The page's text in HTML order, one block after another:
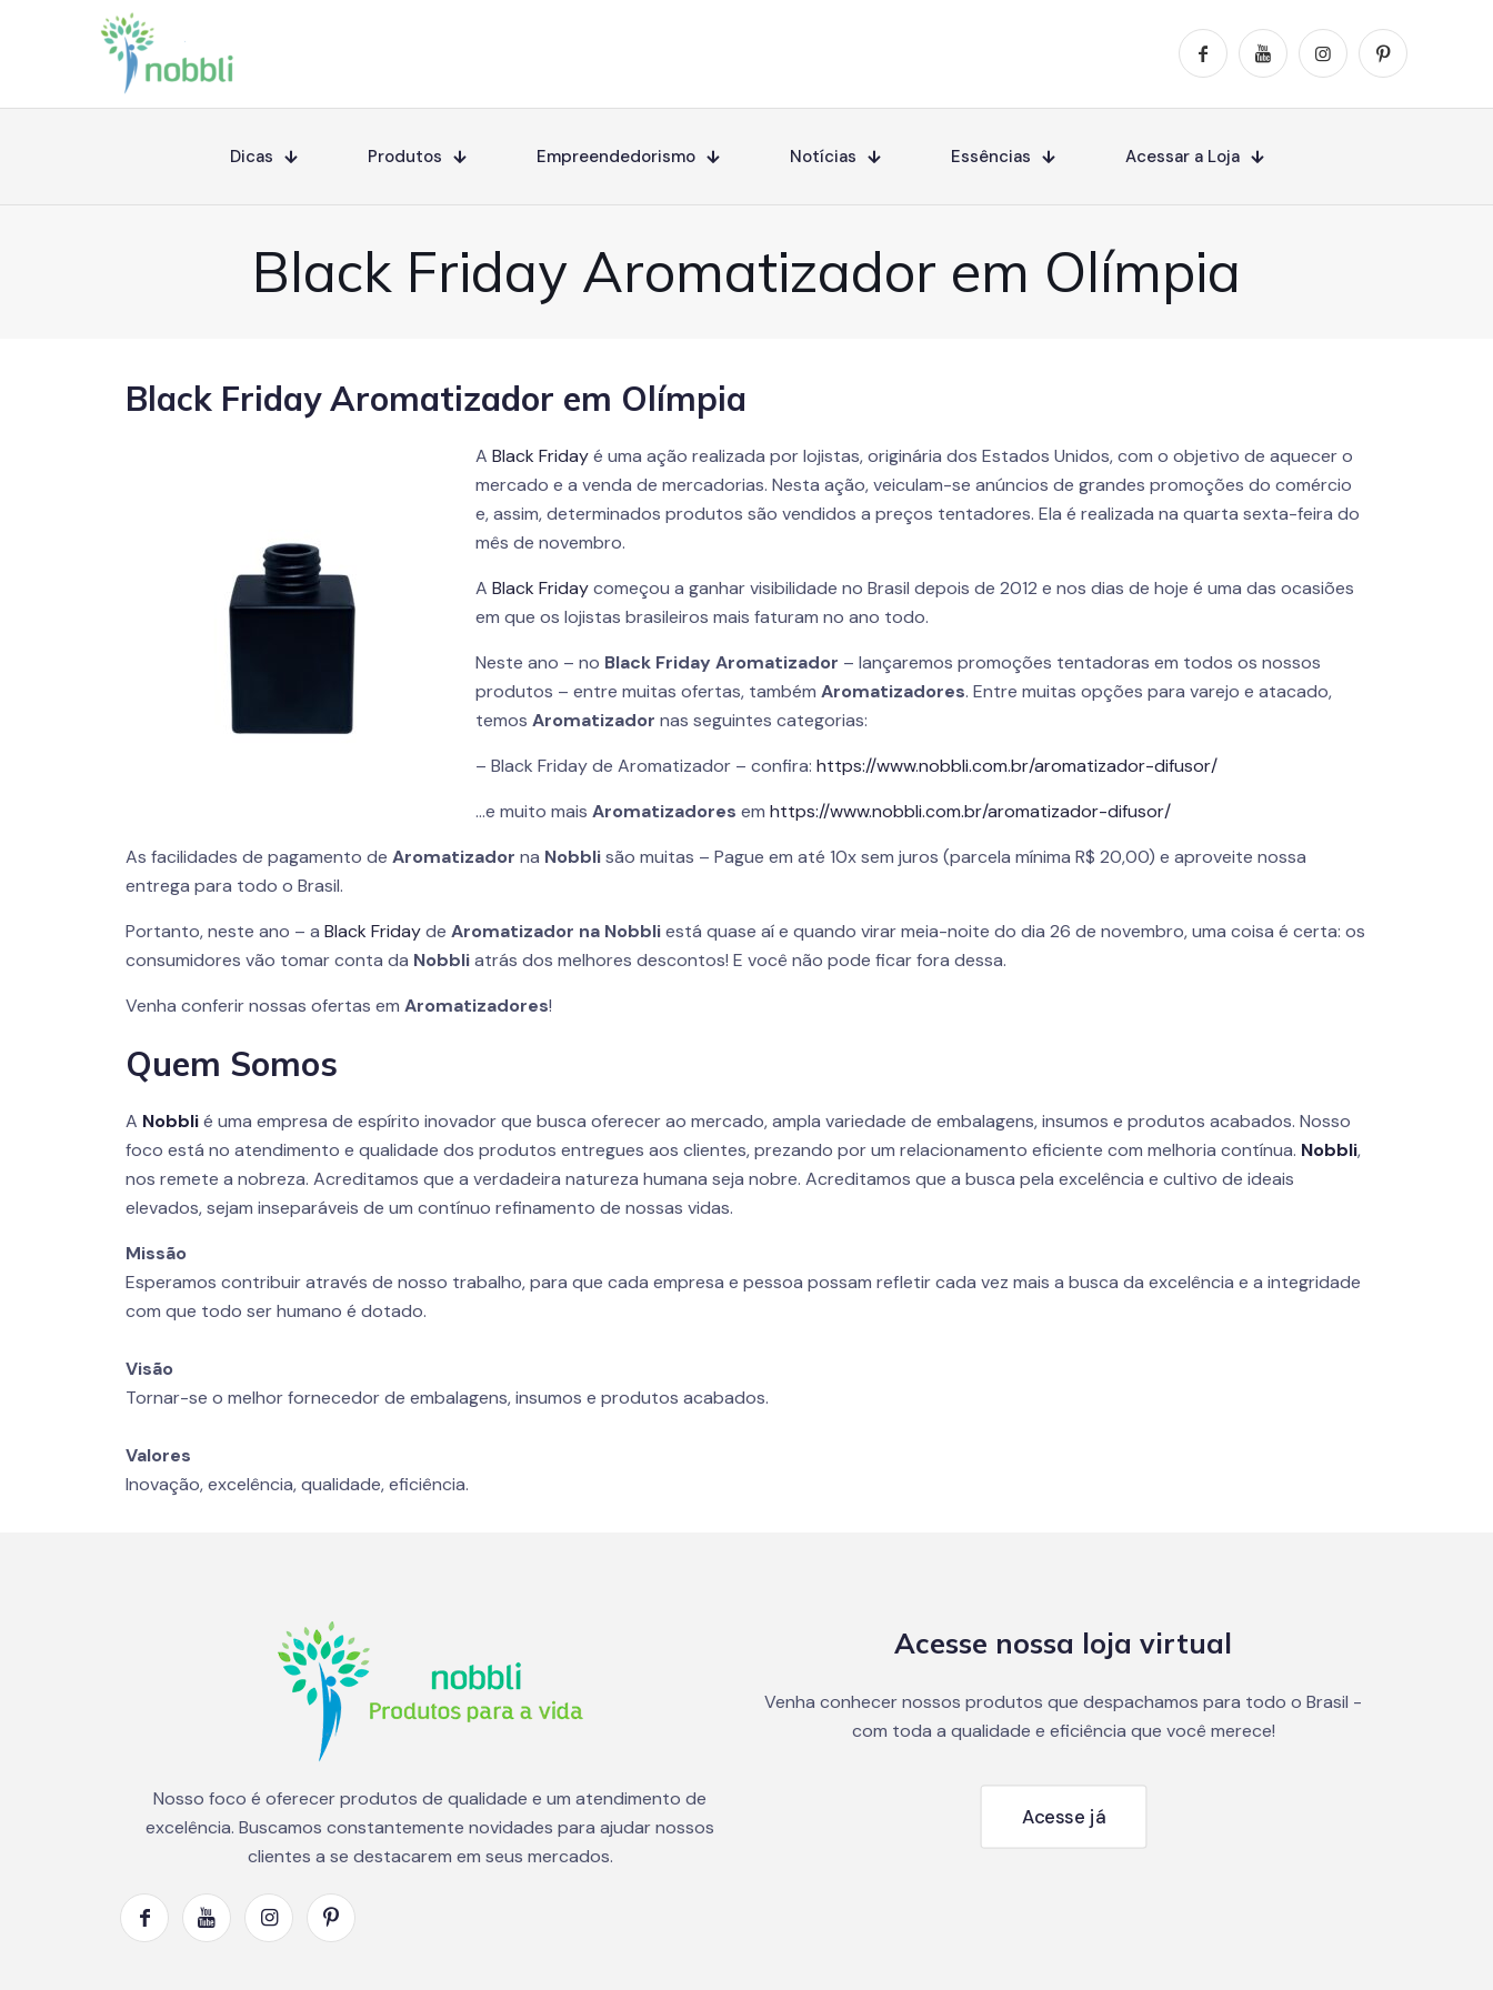
Dicas Produtos Empreendedorismo Notícias Essências Acessar a Loja
Black Friday Aromatizador em Olímpia
Black Friday Aromatizador em Olímpia
ABlack Fridayé uma ação realizada por lojistas, originária dos Estados Unidos, com o objetivo de aquecer o
mercado e a venda de mercadorias. Nesta ação, veiculam-se anúncios de grandes promoções do comércio
e, assim, determinados produtos são vendidos a preços tentadores. Ela é realizada na quarta sexta-feira do
mês de novembro.
ABlack Fridaycomeçou a ganhar visibilidade no Brasil depois de 2012 e nos dias de hoje é uma das ocasiões
em que os lojistas brasileiros mais faturam no ano todo.
Neste ano – no Black Friday Aromatizador – lançaremos promoções tentadoras em todos os nossos
produtos – entre muitas ofertas, tambémAromatizadores. Entre muitas opções para varejo e atacado,
temosAromatizador nas seguintes categorias:
– Black Friday de Aromatizador – confira:https://www.nobbli.com.br/aromatizador-difusor/
…e muito maisAromatizadores emhttps://www.nobbli.com.br/aromatizador-difusor/
As facilidades de pagamento deAromatizador na Nobblisão muitas – Pague em até 10x sem juros (parcela mínima R$ 20,00) e aproveite nossa
entrega para todo o Brasil.
Portanto, neste ano – aBlack FridaydeAromatizador na Nobbliestá quase aí e quando virar meia-noite do dia 26 de novembro, uma coisa é certa: os
consumidores vão tomar conta da Nobbliatrás dos melhores descontos! E você não pode ficar fora dessa.
Venha conferir nossas ofertas emAromatizadores!
Quem Somos
A Nobblié uma empresa de espírito inovador que busca oferecer ao mercado, ampla variedade de embalagens, insumos e produtos acabados. Nosso
foco está no atendimento e qualidade dos produtos entregues aos clientes, prezando por um relacionamento eficiente com melhoria contínua. Nobbli,
nos remete a nobreza. Acreditamos que a verdadeira natureza humana seja nobre. Acreditamos que a busca pela excelência e cultivo de ideais
elevados, sejam inseparáveis de um contínuo refinamento de nossas vidas.
Missão
Esperamos contribuir através de nosso trabalho, para que cada empresa e pessoa possam refletir cada vez mais a busca da excelência e a integridade
com que todo ser humano é dotado.
Visão
Tornar-se o melhor fornecedor de embalagens, insumos e produtos acabados.
Valores
Inovação, excelência, qualidade, eficiência.
Nosso foco é oferecer produtos de qualidade e um atendimento de
excelência. Buscamos constantemente novidades para ajudar nossos
clientes a se destacarem em seus mercados.
Acesse nossa loja virtual
Venha conhecer nossos produtos que despachamos para todo o Brasil -
com toda a qualidade e eficiência que você merece!
Acesse já